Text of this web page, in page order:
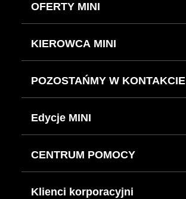
OFERTY MINI
KIEROWCA MINI
POZOSTAŃMY W KONTAKCIE
Edycje MINI
CENTRUM POMOCY
Klienci korporacyjni